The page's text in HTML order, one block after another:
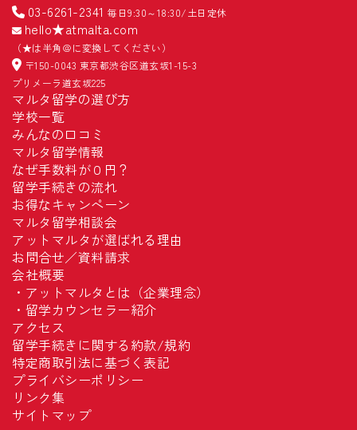
03-6261-2341 毎日9:30～18:30/土日定休
hello★atmalta.com
（★は半角＠に変換してください）
〒150-0043 東京都渋谷区道玄坂1-15-3
プリメーラ道玄坂225
マルタ留学の選び方
学校一覧
みんなの口コミ
マルタ留学情報
なぜ手数料が０円？
留学手続きの流れ
お得なキャンペーン
マルタ留学相談会
アットマルタが選ばれる理由
お問合せ／資料請求
会社概要
・ アットマルタとは（企業理念）
・ 留学カウンセラー紹介
アクセス
留学手続きに関する約款/規約
特定商取引法に基づく表記
プライバシーポリシー
リンク集
サイトマップ